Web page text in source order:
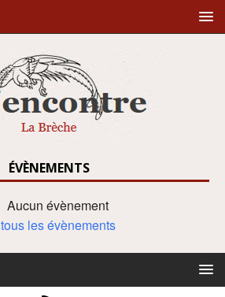
ÉVÈNEMENTS
Aucun évènement
tous les évènements